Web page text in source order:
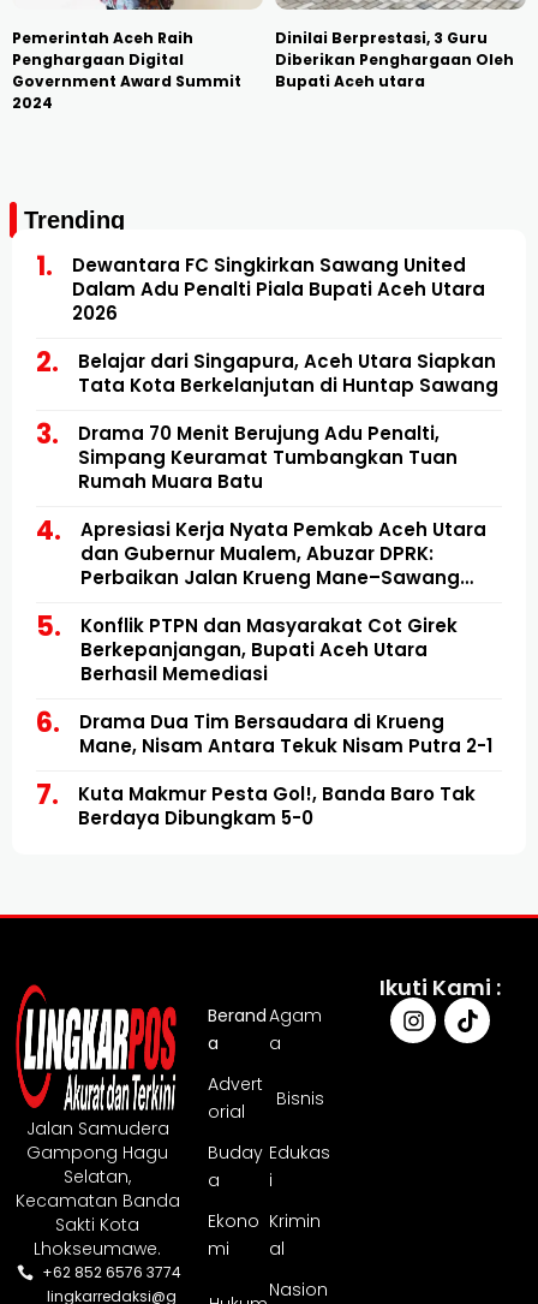
Pemerintah Aceh Raih
Penghargaan Digital
Government Award Summit
2024
Dinilai Berprestasi, 3 Guru
Diberikan Penghargaan Oleh
Bupati Aceh utara
Trending
Dewantara FC Singkirkan Sawang United
Dalam Adu Penalti Piala Bupati Aceh Utara
2026
Belajar dari Singapura, Aceh Utara Siapkan
Tata Kota Berkelanjutan di Huntap Sawang
Drama 70 Menit Berujung Adu Penalti,
Simpang Keuramat Tumbangkan Tuan
Rumah Muara Batu
Apresiasi Kerja Nyata Pemkab Aceh Utara
dan Gubernur Mualem, Abuzar DPRK:
Perbaikan Jalan Krueng Mane–Sawang
Konflik PTPN dan Masyarakat Cot Girek
Berkepanjangan, Bupati Aceh Utara
Berhasil Memediasi
Drama Dua Tim Bersaudara di Krueng
Mane, Nisam Antara Tekuk Nisam Putra 2-1
Kuta Makmur Pesta Gol!, Banda Baro Tak
Berdaya Dibungkam 5-0
Jalan Samudera
Gampong Hagu
Selatan,
Kecamatan Banda
Sakti Kota
Lhokseumawe.
+62 852 6576 3774
lingkarredaksi@g
Berand
a
Agam
a
Advert
orial
Bisnis
Buday
a
Edukas
i
Ekono
mi
Krimin
al
Nasion
Ikuti Kami :